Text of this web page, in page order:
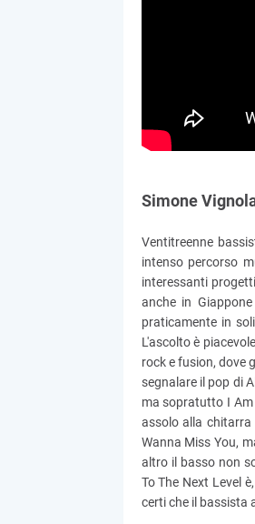
Simone
Ventitreenne
intenso percorso
interessanti
anche in
praticamente in
L'ascolto è
rock e fusion, dove
segnalare il pop di
ma sopratutto I
assolo alla chitarra
Wanna Miss You,
altro il basso non
To The Next Level
certi che il bassista